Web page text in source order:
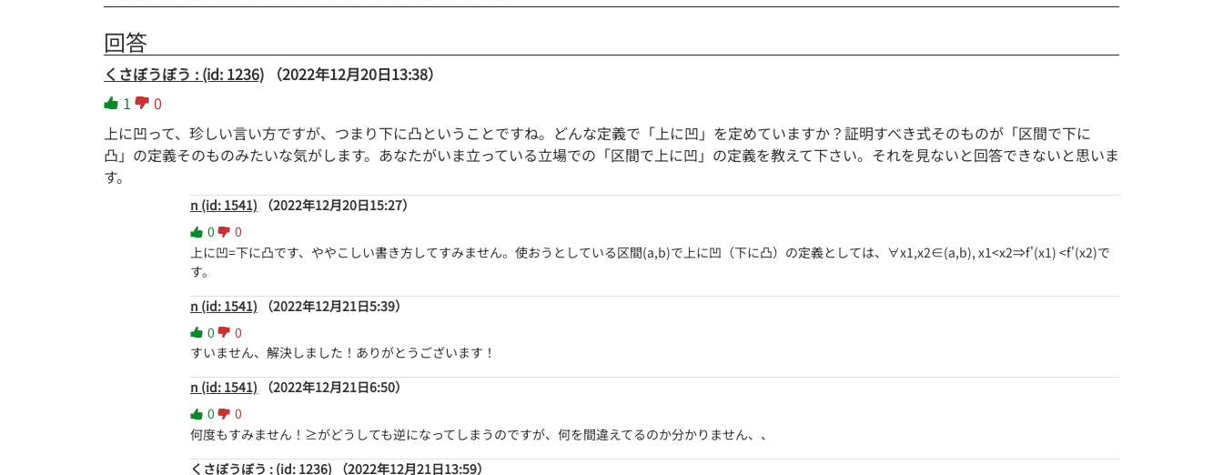
回答
くさぼうぼう : (id: 1236)
（2022年12月20日13:38）
1
0
上に凹って、珍しい言い方ですが、つまり下に凸ということですね。どんな定義で「上に凹」を定めていますか？証明すべき式そのものが「区間で下に
凸」の定義そのものみたいな気がします。あなたがいま立っている立場での「区間で上に凹」の定義を教えて下さい。それを見ないと回答できないと思いま
す。
n (id: 1541)
（2022年12月20日15:27）
0
0
上に凹=下に凸です、ややこしい書き方してすみません。使おうとしている区間(a,b)で上に凹（下に凸）の定義としては、∀x1,x2∈(a,b), x1<x2⇒f'(x1) <f'(x2)で
す。
n (id: 1541)
（2022年12月21日5:39）
0
0
すいません、解決しました！ありがとうございます！
n (id: 1541)
（2022年12月21日6:50）
0
0
何度もすみません！≥がどうしても逆になってしまうのですが、何を間違えてるのか分かりません、、
くさぼうぼう : (id: 1236)
（2022年12月21日13:59）